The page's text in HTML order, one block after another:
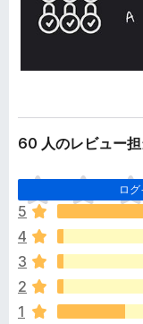
60 人のレビュー
ロ
ま
だ
評
価
さ
れ
て
い
5
4
3
2
1